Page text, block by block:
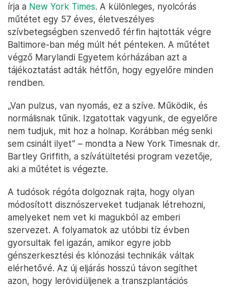
írja a New York Times. A különleges, nyolcórás
műtétet egy 57 éves, életveszélyes
szívbetegségben szenvedő férfin hajtották végre
Baltimore-ban még múlt hét pénteken. A műtétet
végző Marylandi Egyetem kórházában azt a
tájékoztatást adták hétfőn, hogy egyelőre minden
rendben.
„Van pulzus, van nyomás, ez a szíve. Működik, és
normálisnak tűnik. Izgatottak vagyunk, de egyelőre
nem tudjuk, mit hoz a holnap. Korábban még senki
sem csinált ilyet” – mondta a New York Timesnak dr.
Bartley Griffith, a szívátültetési program vezetője,
aki a műtétet is végezte.
A tudósok régóta dolgoznak rajta, hogy olyan
módosított disznószerveket tudjanak létrehozni,
amelyeket nem vet ki magukból az emberi
szervezet. A folyamatok az utóbbi tíz évben
gyorsultak fel igazán, amikor egyre jobb
génszerkesztési és klónozási technikák váltak
elérhetővé. Az új eljárás hosszú távon segíthet
azon, hogy lerövidüljenek a transzplantációs